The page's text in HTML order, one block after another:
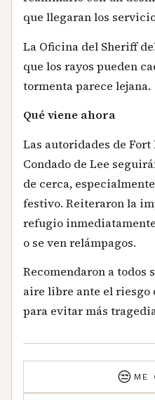
que llegaran los
La Oficina del Sheriff
que los rayos pueden
tormenta parece lejana.
Qué viene ahora
Las autoridades de Fort
Condado de Lee
de cerca,
festivo. Reiteraron la
refugio
o se ven relámpagos.
Recomendaron a todos
aire libre ante el riesgo
para evitar más
😒 ME